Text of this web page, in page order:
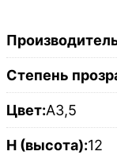
Степень
Цвет:A3,5
H (высота):12